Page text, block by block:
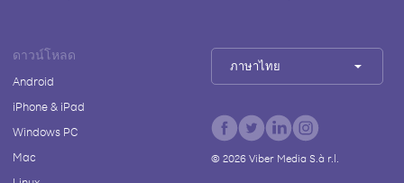
ดาวน์โหลด
Android
iPhone & iPad
Windows PC
Mac
ภาษาไทย
© 2026Viber Media S.à r.l.